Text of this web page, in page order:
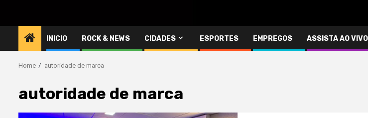
INICIO ROCK & NEWS CIDADES ESPORTES EMPREGOS ASSISTA AO VIVO
Home autoridade de marca
autoridade de marca